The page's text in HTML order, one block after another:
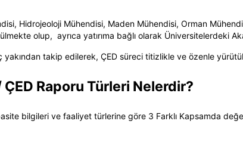
Hidrojeoloji Mühendisi, Maden Mühendisi, Orman
olup, ayrıca yatırıma bağlı olarak Üniversitelerdeki
takip edilerek, ÇED süreci titizlikle ve özenle
Raporu Türleri Nelerdir?
bilgileri ve faaliyet türlerine göre 3 Farklı Kapsamda